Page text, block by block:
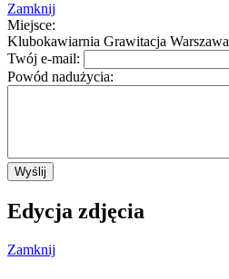
Zamknij
Miejsce:
Klubokawiarnia Grawitacja Warszawa
Twój e-mail:
Powód nadużycia:
Wyślij
Edycja zdjęcia
Zamknij